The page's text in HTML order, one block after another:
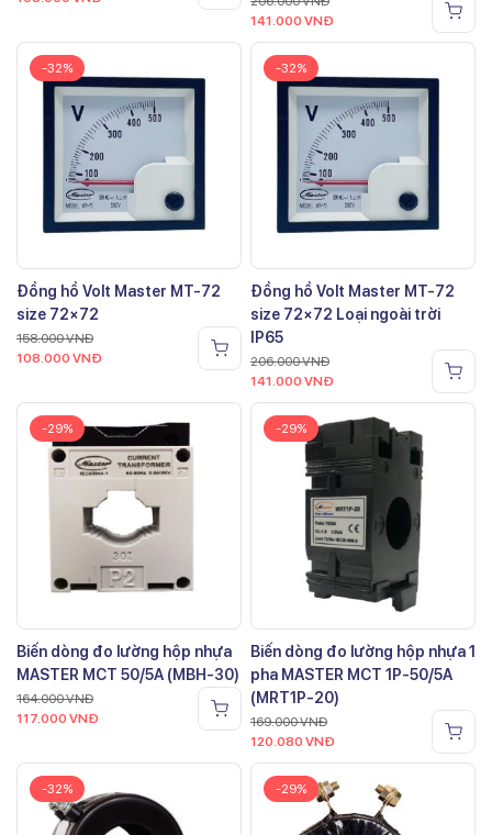
141.000 VNĐ
-32%
Đồng hồ Volt Master MT-72
size 72×72
158.000VNĐ
108.000 VNĐ
-32%
Đồng hồ Volt Master MT-72
size 72×72 Loại ngoài trời
IP65
206.000VNĐ
141.000 VNĐ
-29%
Biến dòng đo lường hộp nhựa
MASTER MCT 50/5A (MBH-30)
164.000VNĐ
117.000 VNĐ
-29%
Biến dòng đo lường hộp nhựa 1
pha MASTER MCT 1P-50/5A
(MRT1P-20)
169.000VNĐ
120.080 VNĐ
-32% -29%